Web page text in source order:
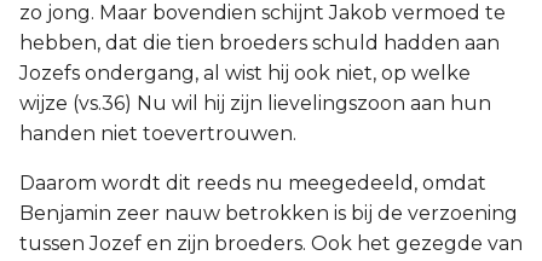
zo jong. Maar bovendien schijnt Jakob vermoed te
hebben, dat die tien broeders schuld hadden aan
Jozefs ondergang, al wist hij ook niet, op welke
wijze (vs.36) Nu wil hij zijn lievelingszoon aan hun
handen niet toevertrouwen.
Daarom wordt dit reeds nu meegedeeld, omdat
Benjamin zeer nauw betrokken is bij de verzoening
tussen Jozef en zijn broeders. Ook het gezegde van